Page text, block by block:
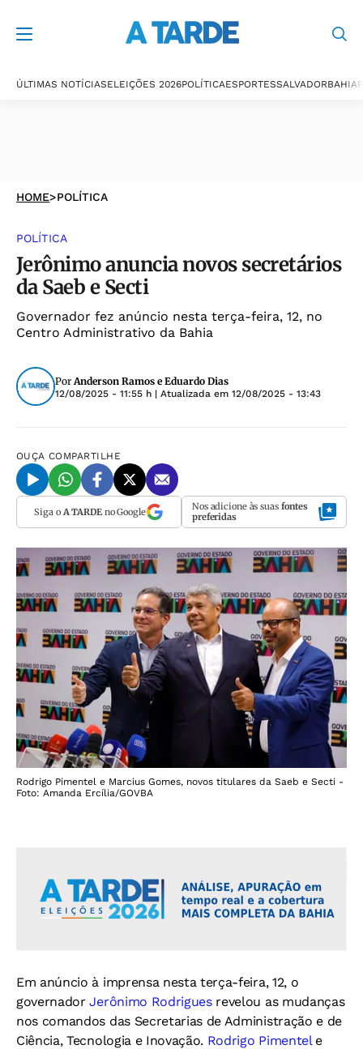
ÚLTIMAS NOTÍCIASELEIÇÕES 2026POLÍTICAESPORTESSALVADORBAHIA
HOME>POLÍTICA
POLÍTICA
Jerônimo anuncia novos secretários
da Saeb e Secti
Governador fez anúncio nesta terça-feira, 12, no
Centro Administrativo da Bahia
PorAnderson Ramos e Eduardo Dias
12/08/2025 - 11:55 h | Atualizada em 12/08/2025 - 13:43
OUÇA COMPARTILHE
Siga o A TARDEno Google Nos adicione às suas fontes
preferidas
Rodrigo Pimentel e Marcius Gomes, novos titulares da Saeb e Secti -
Foto: Amanda Ercília/GOVBA
Em anúncio à imprensa nesta terça-feira, 12, o
governadorJerônimo Rodriguesrevelou as mudanças
nos comandos das Secretarias de Administração e de
Ciência, Tecnologia e Inovação. Rodrigo Pimentele